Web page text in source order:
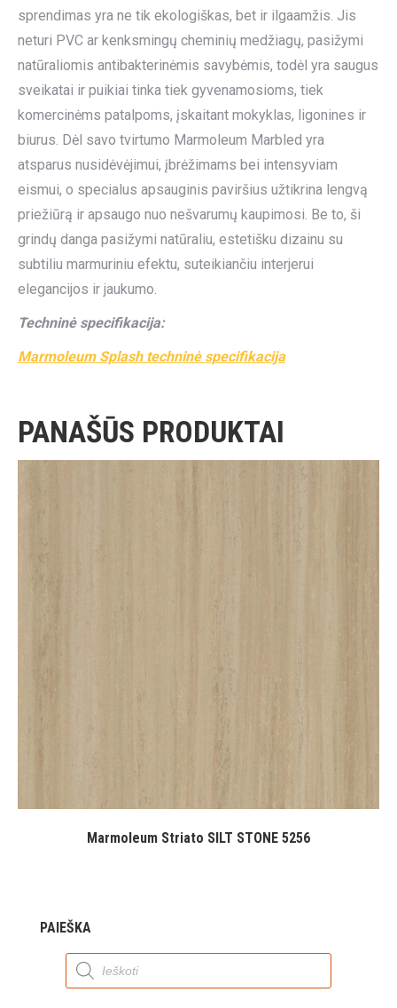
sprendimas yra ne tik ekologiškas, bet ir ilgaamžis. Jis
neturi PVC ar kenksmingų cheminių medžiagų, pasižymi
natūraliomis antibakterinėmis savybėmis, todėl yra saugus
sveikatai ir puikiai tinka tiek gyvenamosioms, tiek
komercinėms patalpoms, įskaitant mokyklas, ligonines ir
biurus. Dėl savo tvirtumo Marmoleum Marbled yra
atsparus nusidėvėjimui, įbrėžimams bei intensyviam
eismui, o specialus apsauginis paviršius užtikrina lengvą
priežiūrą ir apsaugo nuo nešvarumų kaupimosi. Be to, ši
grindų danga pasižymi natūraliu, estetišku dizainu su
subtiliu marmuriniu efektu, suteikiančiu interjerui
elegancijos ir jaukumo.
Techninė specifikacija:
Marmoleum Splash techninė specifikacija
PANAŠŪS PRODUKTAI
Marmoleum Striato SILT STONE 5256
PAIEŠKA
Products
search